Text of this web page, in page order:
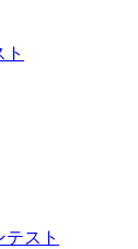
スト